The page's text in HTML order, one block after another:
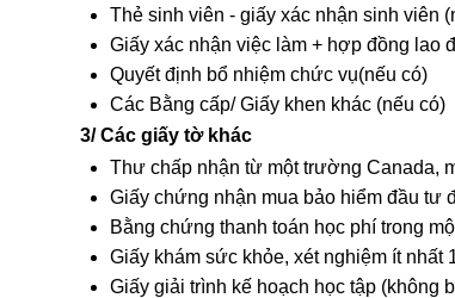
Thẻ sinh viên - giấy xác nhận sinh viên
Giấy xác nhận việc làm + hợp đồng lao
Quyết định bổ nhiệm chức vụ(nếu có)
Các Bằng cấp/ Giấy khen khác (nếu có)
3/ Các giấy tờ khác
Thư chấp nhận từ một trường Canada,
Giấy chứng nhận mua bảo hiểm đầu tư
Bằng chứng thanh toán học phí trong
Giấy khám sức khỏe, xét nghiệm ít nhất
Giấy giải trình kế hoạch học tập (không